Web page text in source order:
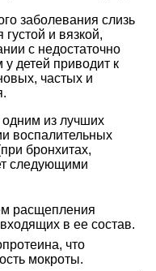
заболевания слизь
и вязкой,
с недостаточно
детей приводит к
частых и
одним из лучших
воспалительных
бронхитах,
следующими
расщепления
в ее состав.
что
мокроты.